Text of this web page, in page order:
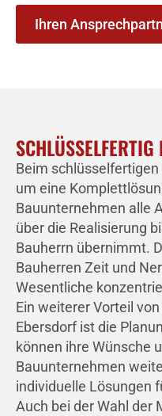
Ihren
Beim
um eine
Bauunternehmen alle
über die Realisierung
Bauherrn übernimmt.
Bauherren Zeit und
Wesentliche
Ein weiterer Vorteil
Ebersdorf ist die
können ihre Wünsche
Bauunternehmen
individuelle Lösungen
Auch bei der Wahl der